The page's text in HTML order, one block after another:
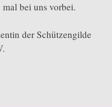
bei uns vorbei.
der Schützengilde